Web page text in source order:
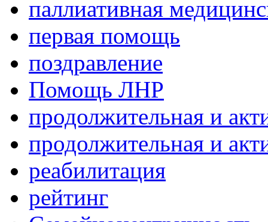
паллиативная
первая помощь
поздравление
Помощь ЛНР
продолжительная и
продолжительная и
реабилитация
рейтинг